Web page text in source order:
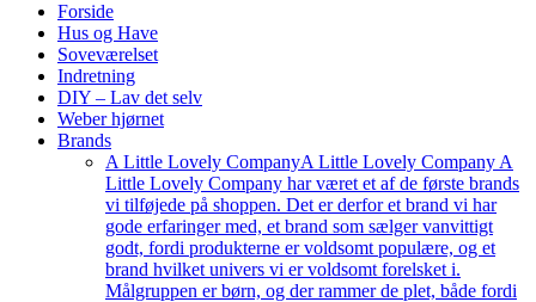
Forside
Hus og Have
Soveværelset
Indretning
DIY – Lav det selv
Weber hjørnet
Brands
A Little Lovely CompanyA Little Lovely Company A
Little Lovely Company har været et af de første brands
vi tilføjede på shoppen. Det er derfor et brand vi har
gode erfaringer med, et brand som sælger vanvittigt
godt, fordi produkterne er voldsomt populære, og et
brand hvilket univers vi er voldsomt forelsket i.
Målgruppen er børn, og der rammer de plet, både fordi